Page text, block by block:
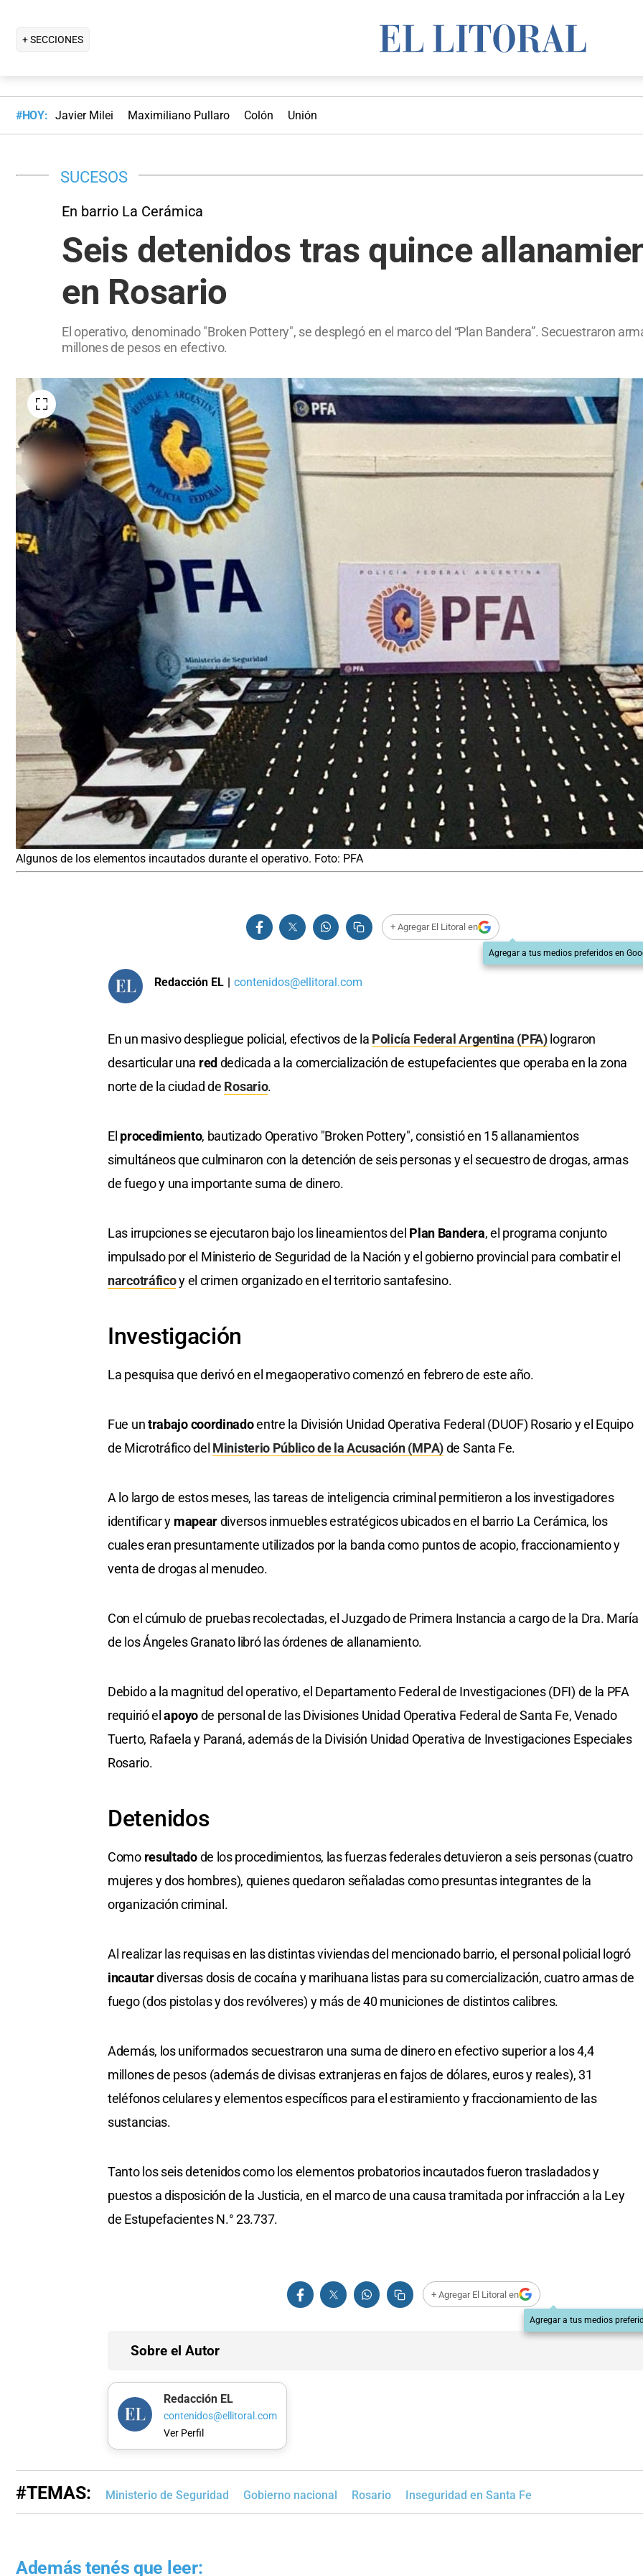
+ SECCIONES
#HOY: Javier Milei Maximiliano Pullaro Colón Unión
SUCESOS
En barrio La Cerámica
Seis detenidos tras quince
en Rosario
El operativo, denominado "Broken Pottery", se desplegó en el marco del “Plan Bandera”. Secuestraron
millones de pesos en efectivo.
Algunos de los elementos incautados durante el operativo. Foto: PFA
+ Agregar El Litoral en
Agregar a tus medios preferidos en
Redacción EL | contenidos@ellitoral.com
En un masivo despliegue policial, efectivos de la Policía Federal Argentina (PFA)lograron
desarticular una red dedicada a la comercialización de estupefacientes que operaba en la zona
norte de la ciudad de Rosario.
El procedimiento, bautizado Operativo "Broken Pottery", consistió en 15 allanamientos
simultáneos que culminaron con la detención de seis personas y el secuestro de drogas, armas
de fuego y una importante suma de dinero.
Las irrupciones se ejecutaron bajo los lineamientos del Plan Bandera, el programa conjunto
impulsado por el Ministerio de Seguridad de la Nación y el gobierno provincial para combatir el
narcotráficoy el crimen organizado en el territorio santafesino.
Investigación
La pesquisa que derivó en el megaoperativo comenzó en febrero de este año.
Fue untrabajo coordinadoentre la División Unidad Operativa Federal (DUOF) Rosario y el Equipo
de Microtráfico del Ministerio Público de la Acusación (MPA)de Santa Fe.
A lo largo de estos meses, las tareas de inteligencia criminal permitieron a los investigadores
identificar y mapeardiversos inmuebles estratégicos ubicados en el barrio La Cerámica, los
cuales eran presuntamente utilizados por la banda como puntos de acopio, fraccionamiento y
venta de drogas al menudeo.
Con el cúmulo de pruebas recolectadas, el Juzgado de Primera Instancia a cargo de la Dra. María
de los Ángeles Granato libró las órdenes de allanamiento.
Debido a la magnitud del operativo, el Departamento Federal de Investigaciones (DFI) de la PFA
requirió elapoyode personal de las Divisiones Unidad Operativa Federal de Santa Fe, Venado
Tuerto, Rafaela y Paraná, además de la División Unidad Operativa de Investigaciones Especiales
Rosario.
Detenidos
Como resultadode los procedimientos, las fuerzas federales detuvieron a seis personas (cuatro
mujeres y dos hombres), quienes quedaron señaladas como presuntas integrantes de la
organización criminal.
Al realizar las requisas en las distintas viviendas del mencionado barrio, el personal policial logró
incautardiversas dosis de cocaína y marihuana listas para su comercialización, cuatro armas de
fuego (dos pistolas y dos revólveres) y más de 40 municiones de distintos calibres.
Además, los uniformados secuestraron una suma de dinero en efectivo superior a los 4,4
millones de pesos (además de divisas extranjeras en fajos de dólares, euros y reales), 31
teléfonos celulares y elementos específicos para el estiramiento y fraccionamiento de las
sustancias.
Tanto los seis detenidos como los elementos probatorios incautados fueron trasladados y
puestos a disposición de la Justicia, en el marco de una causa tramitada por infracción a la Ley
de Estupefacientes N.° 23.737.
+ Agregar El Litoral en
Agregar a tus medios
Sobre el Autor
Redacción EL
contenidos@ellitoral.com
Ver Perfil
#TEMAS: Ministerio de Seguridad Gobierno nacional Rosario Inseguridad en Santa Fe
Además tenés que leer: